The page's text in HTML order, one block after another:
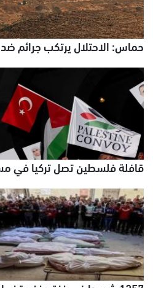
حماس: الاحتلال يرتكب جرائم
قافلة فلسطين تصل تركيا في